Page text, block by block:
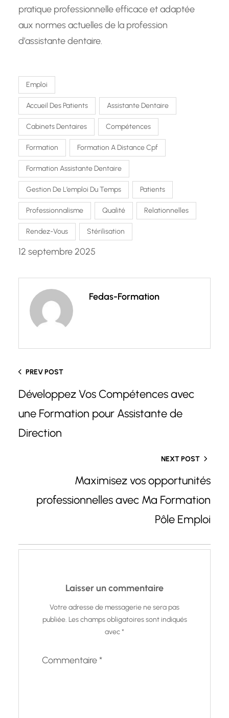
pratique professionnelle efficace et adaptée
aux normes actuelles de la profession
d’assistante dentaire.
Emploi
Accueil Des Patients Assistante Dentaire
Cabinets Dentaires Compétences
Formation Formation A Distance Cpf
Formation Assistante Dentaire
Gestion De L’emploi Du Temps Patients
Professionnalisme Qualité Relationnelles
Rendez-Vous Stérilisation
12 septembre 2025
Fedas-Formation
PREV POST
Développez Vos Compétences avec
une Formation pour Assistante de
Direction
NEXT POST
Maximisez vos opportunités
professionnelles avec Ma Formation
Pôle Emploi
Laisser un commentaire
Votre adresse de messagerie ne sera pas
publiée. Les champs obligatoires sont indiqués
avec*
Commentaire*